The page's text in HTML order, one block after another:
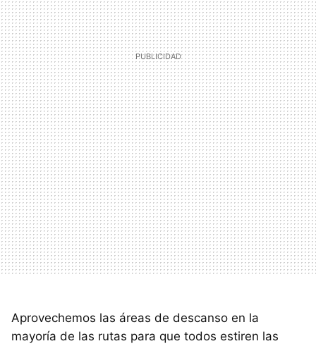
Aprovechemos las áreas de descanso en la
mayoría de las rutas para que todos estiren las